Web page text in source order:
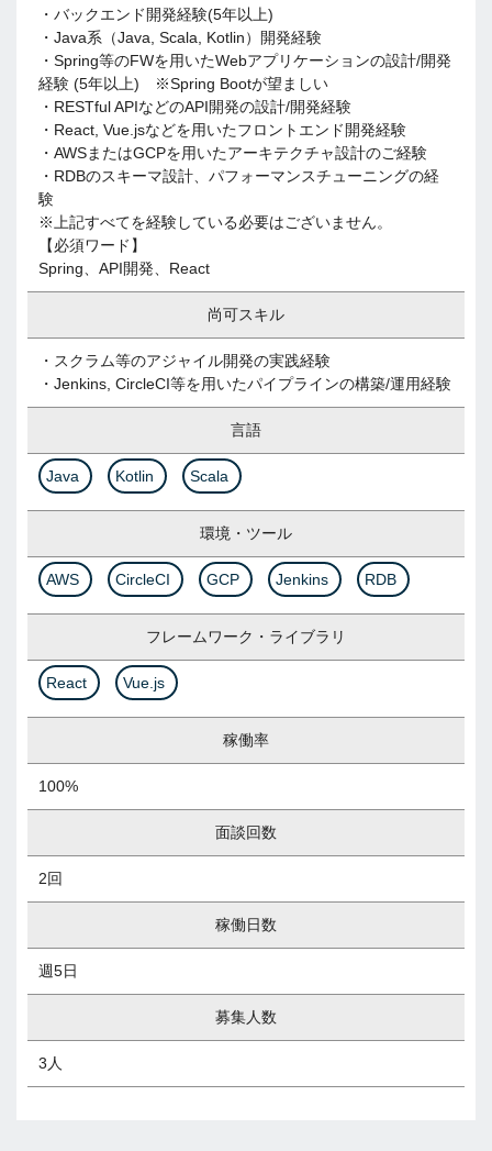
・バックエンド開発経験(5年以上)
・Java系（Java, Scala, Kotlin）開発経験
・Spring等のFWを用いたWebアプリケーションの設計/開発
経験 (5年以上) ※Spring Bootが望ましい
・RESTful APIなどのAPI開発の設計/開発経験
・React, Vue.jsなどを用いたフロントエンド開発経験
・AWSまたはGCPを用いたアーキテクチャ設計のご経験
・RDBのスキーマ設計、パフォーマンスチューニングの経
験
※上記すべてを経験している必要はございません。
【必須ワード】
Spring、API開発、React
尚可スキル
・スクラム等のアジャイル開発の実践経験
・Jenkins, CircleCI等を用いたパイプラインの構築/運用経験
言語
Java Kotlin Scala
環境・ツール
AWS CircleCI GCP Jenkins RDB
フレームワーク・ライブラリ
React Vue.js
稼働率
100%
面談回数
2回
稼働日数
週5日
募集人数
3人